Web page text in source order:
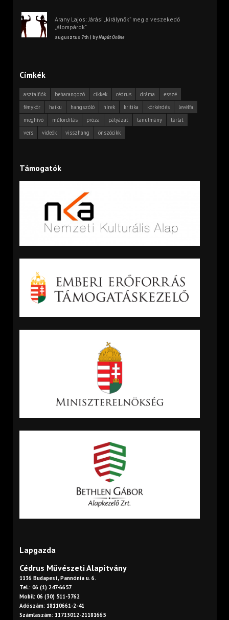
Arany Lajos: Járási „királynők” meg a veszekedő
„álompárok”
augusztus 7th | byNapút Online
Címkék
asztalfiók beharangozó cikkek cédrus dráma
esszé
fénykör
haiku hangszóló hírek kritika körkérdés
levélfa
meghívó
műfordítás próza pályázat tanulmány
tárlat
vers
videók visszhang önszócikk
Támogatók
Lapgazda
Cédrus Művészeti Alapítvány
1136 Budapest, Pannónia u. 6.
Tel.: 06 (1) 247-6657
Mobil: 06 (30) 511-3762
Adószám: 18110661-2-41
Számlaszám: 11713012-21181665